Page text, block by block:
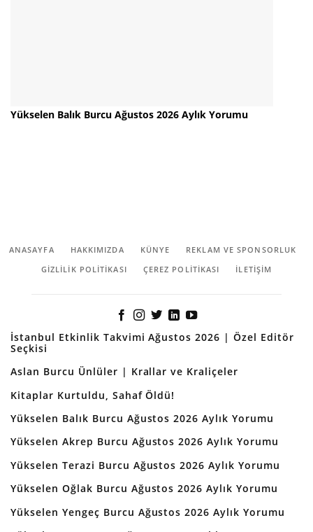
Yükselen Balık Burcu Ağustos 2026 Aylık Yorumu
ANASAYFA HAKKIMIZDA KÜNYE
REKLAM VE SPONSORLUK
GIZLILIK POLITIKASI
ÇEREZ POLITIKASI İLETİŞİM
İstanbul Etkinlik Takvimi Ağustos 2026 | Özel Editör
Seçkisi
Aslan Burcu Ünlüler | Krallar ve Kraliçeler
Kitaplar Kurtuldu, Sahaf Öldü!
Yükselen Balık Burcu Ağustos 2026 Aylık Yorumu
Yükselen Akrep Burcu Ağustos 2026 Aylık Yorumu
Yükselen Terazi Burcu Ağustos 2026 Aylık Yorumu
Yükselen Oğlak Burcu Ağustos 2026 Aylık Yorumu
Yükselen Yengeç Burcu Ağustos 2026 Aylık Yorumu